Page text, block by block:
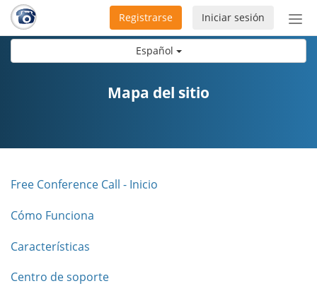
Español
de
Iniciar sesión
Registrarse
Mapa del sitio
Free Conference Call - Inicio
Cómo Funciona
Características
Centro de soporte